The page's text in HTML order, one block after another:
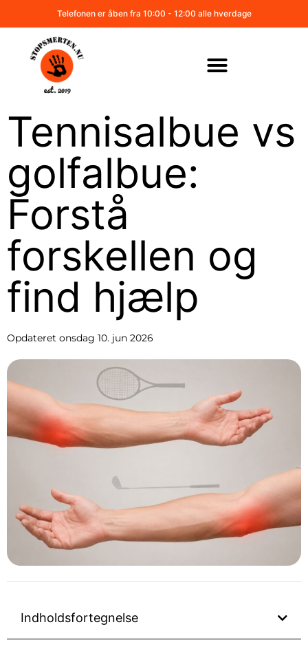
Telefonen er åben fra 10:00 - 12:00 alle hverdage
Tennisalbue vs
golfalbue:
Forstå
forskellen og
find hjælp
Opdateret onsdag 10. jun 2026
Indholdsfortegnelse